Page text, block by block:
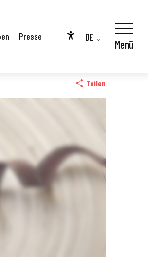
Accessibilité
DE
Presse
Menü
Teilen